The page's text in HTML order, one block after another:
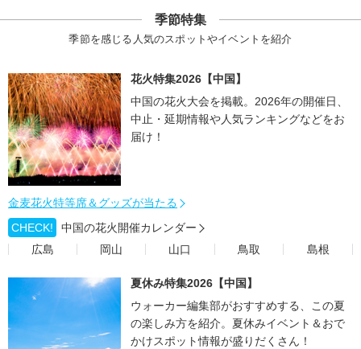
季節特集
季節を感じる人気のスポットやイベントを紹介
花火特集2026【中国】
中国の花火大会を掲載。2026年の開催日、
中止・延期情報や人気ランキングなどをお
届け！
金麦花火特等席＆グッズが当たる
CHECK!
中国の花火開催カレンダー
広島
岡山 山口 鳥取 島根
夏休み特集2026【中国】
ウォーカー編集部がおすすめする、この夏
の楽しみ方を紹介。夏休みイベント＆おで
かけスポット情報が盛りだくさん！